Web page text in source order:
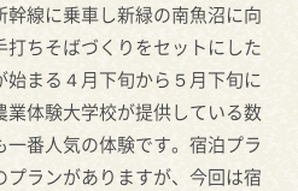
線に乗車し新緑の南魚沼に向
ちそばづくりをセットにした
まる４月下旬から５月下旬に
体験大学校が提供している数
番人気の体験です。宿泊プラ
ランがありますが、今回は宿